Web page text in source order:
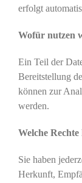
erfolgt
Wofür nutzen
Ein Teil der
Bereitstellung
können zur
werden.
Welche
Sie haben
Herkunft,